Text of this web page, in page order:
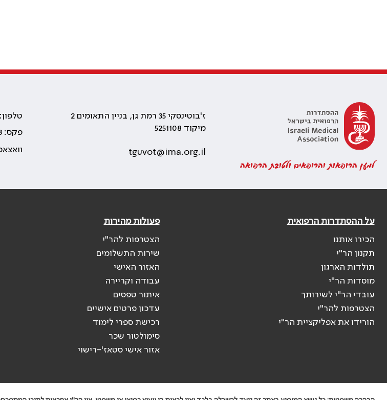
למען הרופאות והרופאים ולטובת הרפואה
ז'בוטינסקי 35 רמת גן, בניין התאומים 2
מיקוד 5251108
tguvot@ima.org.il
טלפון: 03-6100444
פקס: 03-5753303
על ההסתדרות הרפואית
הכירו אותנו
תקנון הר"י
תולדות הארגון
מוסדות הר"י
עובדי הר"י לשירותך
הצטרפות להר"י
הורידו את אפליקציית הר"י
פעולות מהירות
הצטרפות להר"י
שירות התשלומים
האזור האישי
עבודה וקריירה
איתור טפסים
עדכון פרטים אישיים
רכישת ספרי לימוד
סימולטור שכר
אזור אישי סטאז'-רישוי